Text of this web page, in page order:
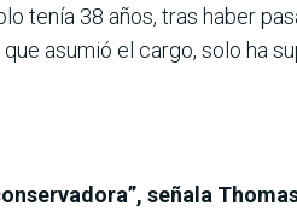
tenía 38 años, tras haber
asumió el cargo, solo ha
señala